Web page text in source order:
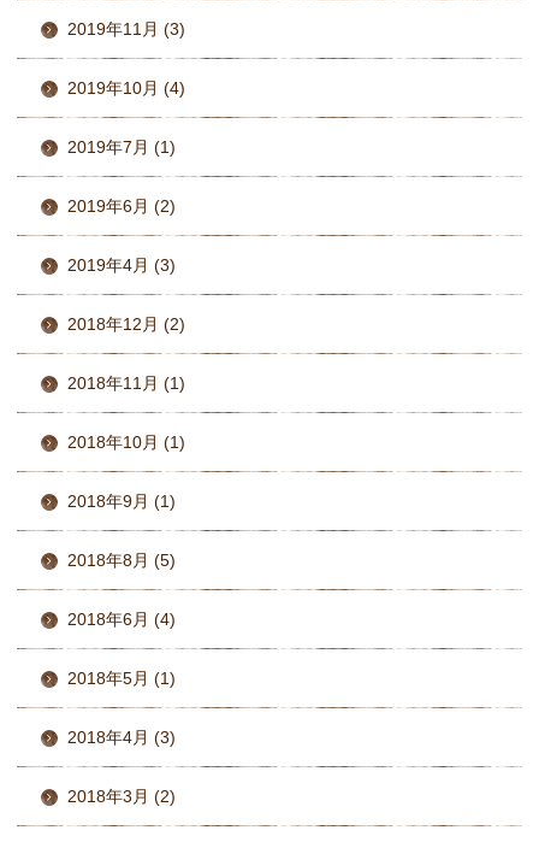
2019年11月 (3)
2019年10月 (4)
2019年7月 (1)
2019年6月 (2)
2019年4月 (3)
2018年12月 (2)
2018年11月 (1)
2018年10月 (1)
2018年9月 (1)
2018年8月 (5)
2018年6月 (4)
2018年5月 (1)
2018年4月 (3)
2018年3月 (2)